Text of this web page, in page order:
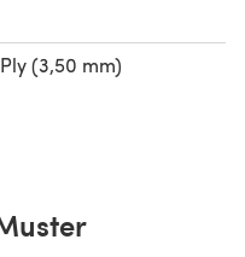
(3,50 mm)